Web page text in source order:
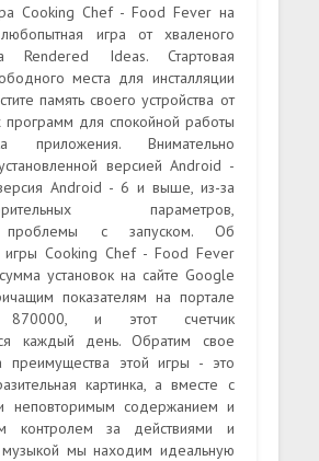
Cooking Chef - Food Fever на
игра от хваленого
Rendered Ideas. Стартовая
места для инсталляции
память своего устройства от
программ для спокойной работы
приложения. Внимательно
версией Android -
Android - 6 и выше, из-за
параметров,
проблемы с запуском. Об
игры Cooking Chef - Food Fever
установок на сайте Google
показателям на портале
870000, и этот счетчик
каждый день. Обратим свое
преимущества этой игры - это
картинка, а вместе с
неповторимым содержанием и
контролем за действиями и
мы находим идеальную